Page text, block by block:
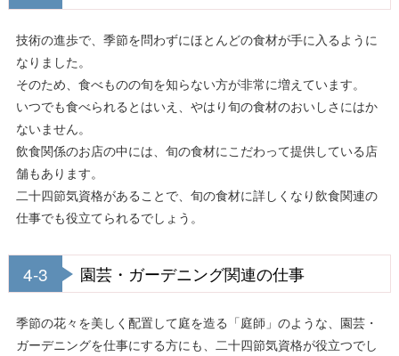
技術の進歩で、季節を問わずにほとんどの食材が手に入るように
なりました。
そのため、食べものの旬を知らない方が非常に増えています。
いつでも食べられるとはいえ、やはり旬の食材のおいしさにはか
ないません。
飲食関係のお店の中には、旬の食材にこだわって提供している店
舗もあります。
二十四節気資格があることで、旬の食材に詳しくなり飲食関連の
仕事でも役立てられるでしょう。
4-3 園芸・ガーデニング関連の仕事
季節の花々を美しく配置して庭を造る「庭師」のような、園芸・
ガーデニングを仕事にする方にも、二十四節気資格が役立つでし